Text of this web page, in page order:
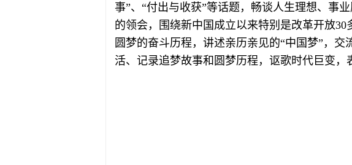
事”、“付出与收获”等话题，畅谈人生理想、事
的领会，围绕新中国成立以来特别是改革开放
圆梦的奋斗历程，讲述亲历亲见的“中国梦”，
活、记录追梦故事和圆梦历程，讴歌时代巨变，
机关
2013年11